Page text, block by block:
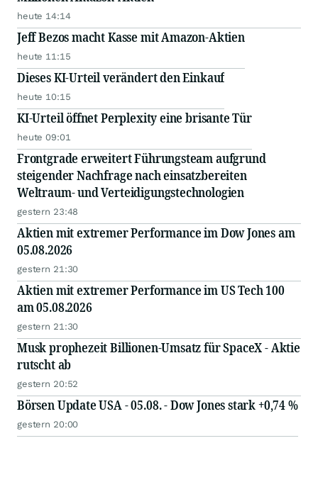
heute 14:14
Jeff Bezos macht Kasse mit Amazon-Aktien
heute 11:15
Dieses KI-Urteil verändert den Einkauf
heute 10:15
KI-Urteil öffnet Perplexity eine brisante Tür
heute 09:01
Frontgrade erweitert Führungsteam aufgrund
steigender Nachfrage nach einsatzbereiten
Weltraum- und Verteidigungstechnologien
gestern 23:48
Aktien mit extremer Performance im Dow Jones am
05.08.2026
gestern 21:30
Aktien mit extremer Performance im US Tech 100
am 05.08.2026
gestern 21:30
Musk prophezeit Billionen-Umsatz für SpaceX - Aktie
rutscht ab
gestern 20:52
Börsen Update USA - 05.08. - Dow Jones stark +0,74 %
gestern 20:00